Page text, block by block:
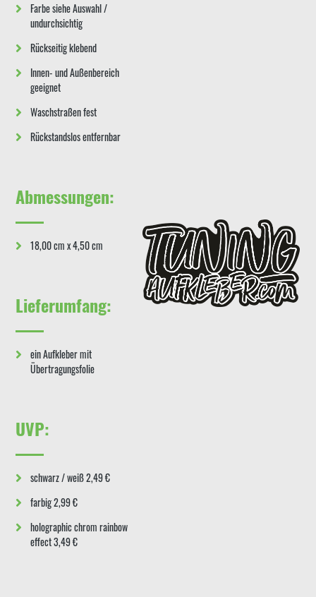
Farbe siehe Auswahl /
undurchsichtig
Rückseitig klebend
Innen- und Außenbereich
geeignet
Waschstraßen fest
Rückstandslos entfernbar
Abmessungen:
18,00 cm x 4,50 cm
Lieferumfang:
ein Aufkleber mit
Übertragungsfolie
UVP:
schwarz / weiß 2,49 €
farbig 2,99 €
holographic chrom rainbow
effect 3,49 €